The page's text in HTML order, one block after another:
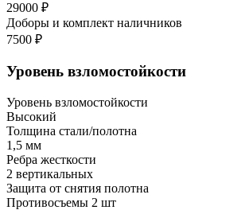
29000 ₽
Доборы и комплект наличников
7500 ₽
Уровень взломостойкости
Уровень взломостойкости
Высокий
Толщина стали/полотна
1,5 мм
Ребра жесткости
2 вертикальных
Защита от снятия полотна
Противосъемы 2 шт